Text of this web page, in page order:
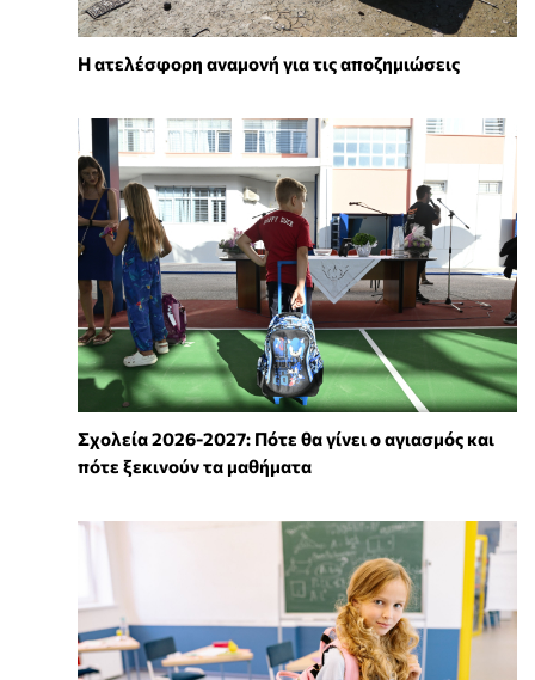
Η ατελέσφορη αναμονή για τις αποζημιώσεις
Σχολεία 2026-2027: Πότε θα γίνει ο αγιασμός και
πότε ξεκινούν τα μαθήματα